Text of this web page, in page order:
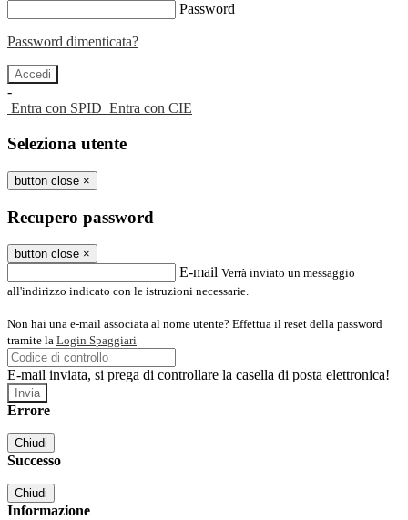
Password
Password dimenticata?
-
Entra con SPID Entra con CIE
Seleziona utente
button close ×
Recupero password
button close ×
E-mail Verrà inviato un messaggio
all'indirizzo indicato con le istruzioni necessarie.
Non hai una e-mail associata al nome utente? Effettua il reset della password
tramite la Login Spaggiari
E-mail inviata, si prega di controllare la casella di posta elettronica!
Errore
Chiudi
Successo
Chiudi
Informazione